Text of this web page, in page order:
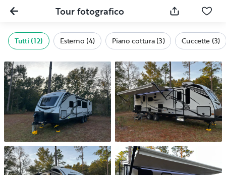
Tour fotografico
Tutti (12) Esterno (4) Piano cottura (3) Cuccette (3)